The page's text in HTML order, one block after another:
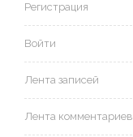
Регистрация
Войти
Лента записей
Лента комментариев